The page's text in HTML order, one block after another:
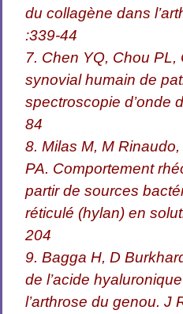
du collagène dans
:339-44
7. Chen YQ, Chou
synovial humain de
spectroscopie d’onde
84
8. Milas M, M
PA. Comportement
partir de sources
réticulé (hylan) en
204
9. Bagga H, D
de l’acide
l’arthrose du genou. J